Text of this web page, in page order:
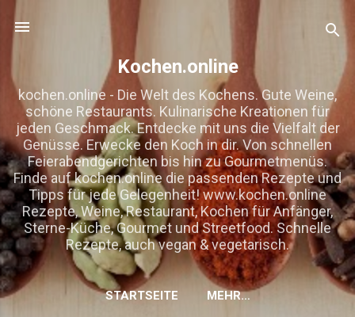
Direkt zum Hauptbereich
Kochen.online
kochen.online - Die Welt des Kochens. Gute Weine,
schöne Restaurants. Kulinarische Kreationen für
jeden Geschmack. Entdecke mit uns die Vielfalt der
Genüsse. Erwecke den Koch in dir. Von schnellen
Feierabendgerichten bis hin zu Gourmetmenüs.
Finde auf kochen.online die passenden Rezepte und
Tipps für jede Gelegenheit! www.kochen.online
Rezepte, Weine, Restaurant, Kochen für Anfänger,
Sterne-Küche, Gourmet und Streetfood. Schnelle
Rezepte, auch vegan & vegetarisch.
STARTSEITE MEHR…